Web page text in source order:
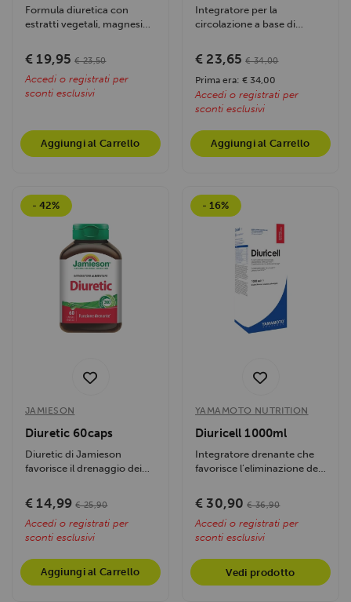
Formula diuretica con
estratti vegetali, magnesio
€ 19,95 € 23,50
Accedi o registrati per
sconti esclusivi
Aggiungi al Carrello
Integratore per la
circolazione a base di
purissime. Sostiene la...
€ 23,65 € 34,00
Prima era: € 34,00
Accedi o registrati per
sconti esclusivi
Aggiungi al Carrello
- 42%
JAMIESON
Diuretic 60caps
Diuretic di Jamieson
favorisce il drenaggio dei
buchu,...
€ 14,99 € 25,90
Accedi o registrati per
sconti esclusivi
Aggiungi al Carrello
- 16%
YAMAMOTO NUTRITION
Diuricell 1000ml
Integratore drenante che
favorisce l’eliminazione dei
€ 30,90 € 36,90
Accedi o registrati per
sconti esclusivi
Vedi prodotto